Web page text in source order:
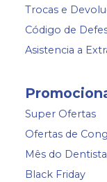
Trocas e
Código de
Asistencia a
Super Ofertas
Ofertas de
Mês do Dentista
Black Friday